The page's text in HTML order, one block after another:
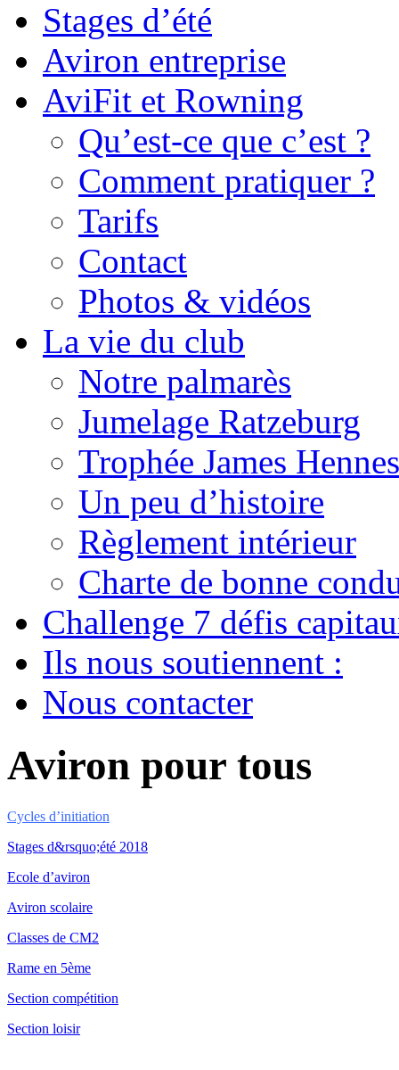
Stages d’été
Aviron entreprise
AviFit et Rowning
Qu’est-ce que c’est ?
Comment pratiquer ?
Tarifs
Contact
Photos & vidéos
La vie du club
Notre palmarès
Jumelage Ratzeburg
Trophée James
Un peu d’histoire
Règlement intérieur
Charte de bonne
Challenge 7 défis
Ils nous soutiennent :
Nous contacter
Aviron pour tous
Cycles d’initiation
Stages d&rsquo;été 2018
Ecole d’aviron
Aviron scolaire
Classes de CM2
Rame en 5ème
Section compétition
Section loisir